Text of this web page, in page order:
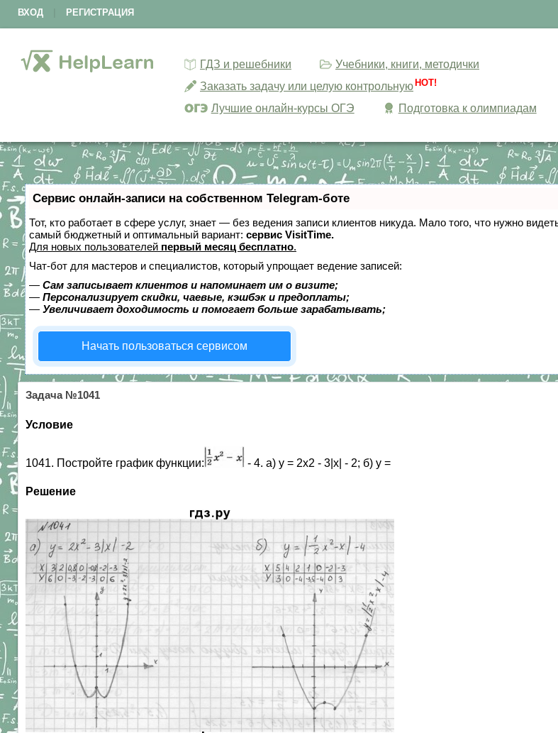
ВХОД РЕГИСТРАЦИЯ
ГДЗ и решебники
Учебники, книги, методички
Заказать задачу или целую контрольную HOT!
Лучшие онлайн-курсы ОГЭ Подготовка к олимпиадам
Сервис онлайн-записи на собственном Telegram-боте
Тот, кто работает в сфере услуг, знает — без ведения записи клиентов никуда. Мало того, что нужно
самый бюджетный и оптимальный вариант: сервис VisitTime.
Для новых пользователей первый месяц бесплатно.
Чат-бот для мастеров и специалистов, который упрощает ведение записей:
— Сам записывает клиентов и напоминает им о визите;
— Персонализирует скидки, чаевые, кэшбэк и предоплаты;
— Увеличивает доходимость и помогает больше зарабатывать;
Начать пользоваться сервисом
Задача №1041
Условие
1041. Постройте график функции: - 4. а) у = 2х2 - 3|х| - 2; б) у =
Решение